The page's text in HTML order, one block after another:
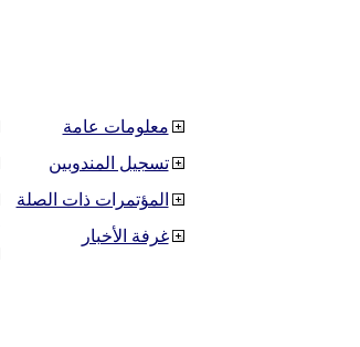
معلومات عامة
تسجيل المندوبين
المؤتمرات ذات الصلة
غرفة الأخبار